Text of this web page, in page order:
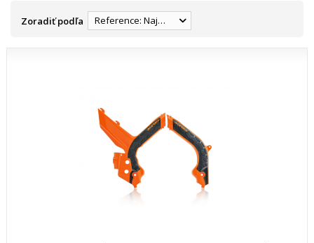
Zoradiť podľa Reference: Najnižšia